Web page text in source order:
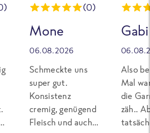
(0)
Mone
06.08.2026
Schmeckte uns
super gut.
Konsistenz
cremig, genügend
Fleisch und auch
Gabi
Also
Mal
die
zäh..